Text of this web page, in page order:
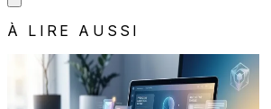
À LIRE AUSSI